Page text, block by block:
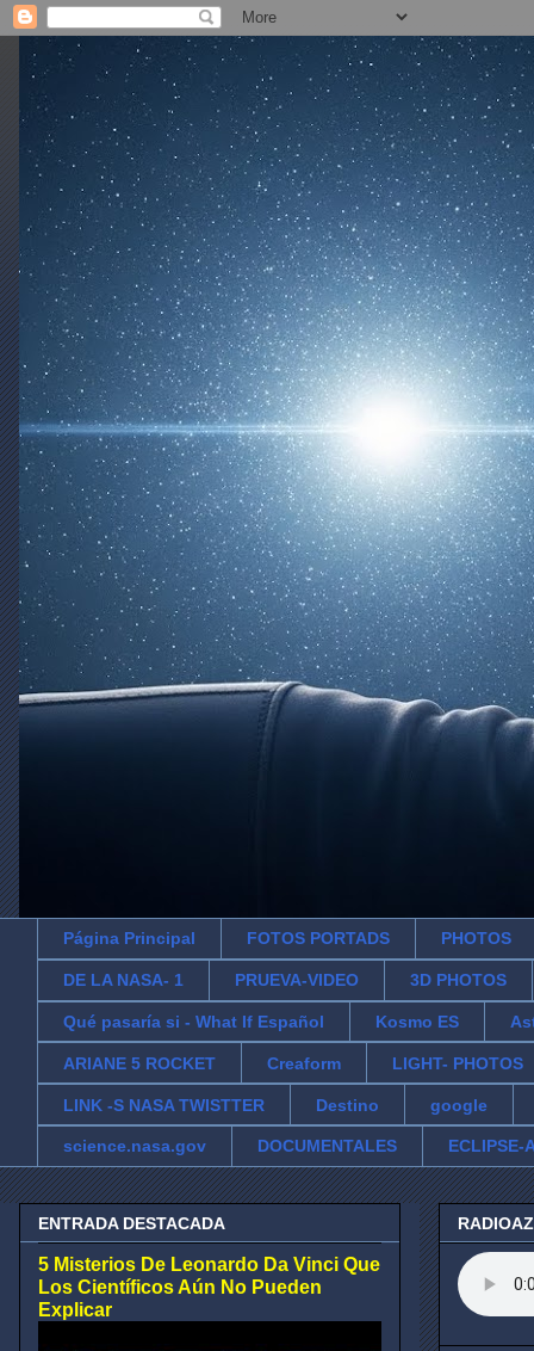
Página Principal FOTOS PORTADS PHOTOS
DE LA NASA- 1 PRUEVA-VIDEO 3D PHOTOS
Qué pasaría si - What If Español Kosmo ES
ARIANE 5 ROCKET Creaform LIGHT- PHOTOS
LINK -S NASA TWISTTER Destino google
science.nasa.gov DOCUMENTALES ECLIPSE-
ENTRADA DESTACADA
5 Misterios De Leonardo Da Vinci Que
Los Científicos Aún No Pueden
Explicar